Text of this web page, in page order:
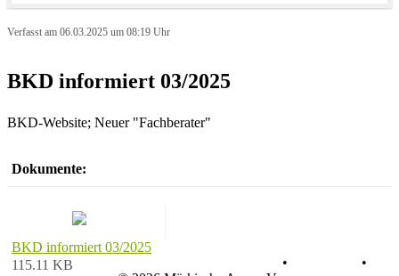
Verfasst am 06.03.2025 um 08:19 Uhr
BKD informiert 03/2025
BKD-Website; Neuer "Fachberater"
Dokumente:
BKD informiert 03/2025
115.11 KB
•
•